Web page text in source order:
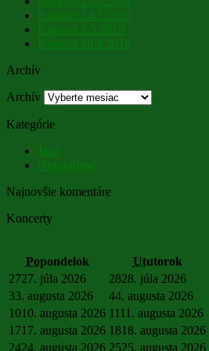
Koncert 24.5.2019
Koncert 3.5.2019
Koncert 20.4.2019
Archív
Archív
Kategórie
Jazz
Nezaradené
Najnovšie komentáre
Koncerty
Popondelok Ututorok
2727. júla 2026 2828. júla 2026
33. augusta 2026 44. augusta 2026
1010. augusta 2026 11 11. augusta 2026
1717. augusta 2026 1818. augusta 2026
2424. augusta 2026 2525. augusta 2026